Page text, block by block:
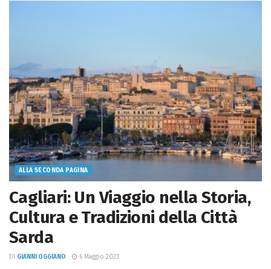
ALLA SECONDA PAGINA
Cagliari: Un Viaggio nella Storia,
Cultura e Tradizioni della Città
Sarda
DI GIANNI OGGIANO 6 Maggio 2023